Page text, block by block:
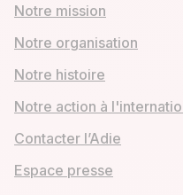
Notre mission
Notre organisation
Notre histoire
Notre action à
Contacter l’Adie
Espace presse